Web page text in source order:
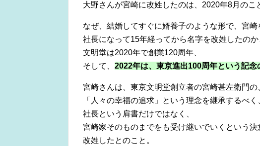
大野さんが宮崎に改姓したのは、2020年8月のこ
なぜ、結婚してすぐに婿養子のような形で、宮崎
社長になって15年経ってから名字を改姓したのか
文明堂は2020年で創業120周年、
そして、 2022年は、 東京進出100周年という記念
宮崎さんは、東京文明堂創立者の宮崎甚左衛門の
「人々の幸福の追求」という理念を継承するべく
社長という肩書だけではなく、
宮崎家そのものまでをも受け継いでいくという決
改姓したとのこと。